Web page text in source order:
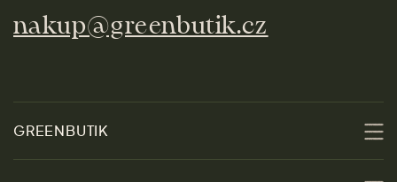
nakup@greenbutik.cz
GREENBUTIK